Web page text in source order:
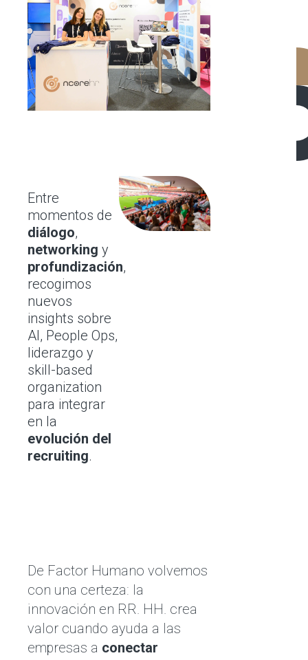
Entre
momentos de
diálogo,
networking y
profundización,
recogimos
nuevos
insights sobre
AI, People Ops,
liderazgo y
skill-based
organization
para integrar
en la
evolución del
recruiting.
De Factor Humano volvemos
con una certeza: la
innovación en RR. HH. crea
valor cuando ayuda a las
empresas a conectar